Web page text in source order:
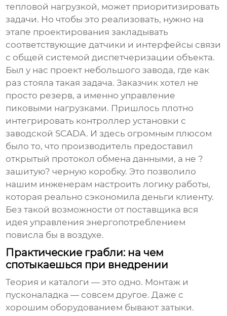
тепловой нагрузкой, может приоритизировать
задачи. Но чтобы это реализовать, нужно на
этапе проектирования закладывать
соответствующие датчики и интерфейсы связи
с общей системой диспетчеризации объекта.
Был у нас проект небольшого завода, где как
раз стояла такая задача. Заказчик хотел не
просто резерв, а именно управление
пиковыми нагрузками. Пришлось плотно
интегрировать контроллер установки с
заводской SCADA. И здесь огромным плюсом
было то, что производитель предоставил
открытый протокол обмена данными, а не ?
зашитую? черную коробку. Это позволило
нашим инженерам настроить логику работы,
которая реально сэкономила деньги клиенту.
Без такой возможности от поставщика вся
идея управления энергопотреблением
повисла бы в воздухе.
Практические грабли: на чем
спотыкаешься при внедрении
Теория и каталоги — это одно. Монтаж и
пусконаладка — совсем другое. Даже с
хорошим оборудованием бывают затыки.